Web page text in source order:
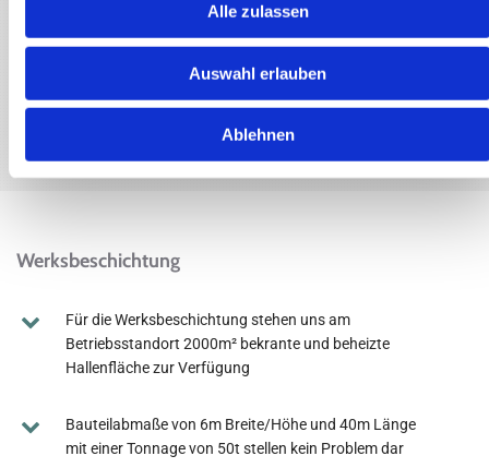
Alle zulassen
Auswahl erlauben
Ablehnen
Operativ tätige Führungskräfte
Werksbeschichtung
Für die Werksbeschichtung stehen uns am
Betriebsstandort 2000m² bekrante und beheizte
Hallenfläche zur Verfügung
Bauteilabmaße von 6m Breite/Höhe und 40m Länge
mit einer Tonnage von 50t stellen kein Problem dar